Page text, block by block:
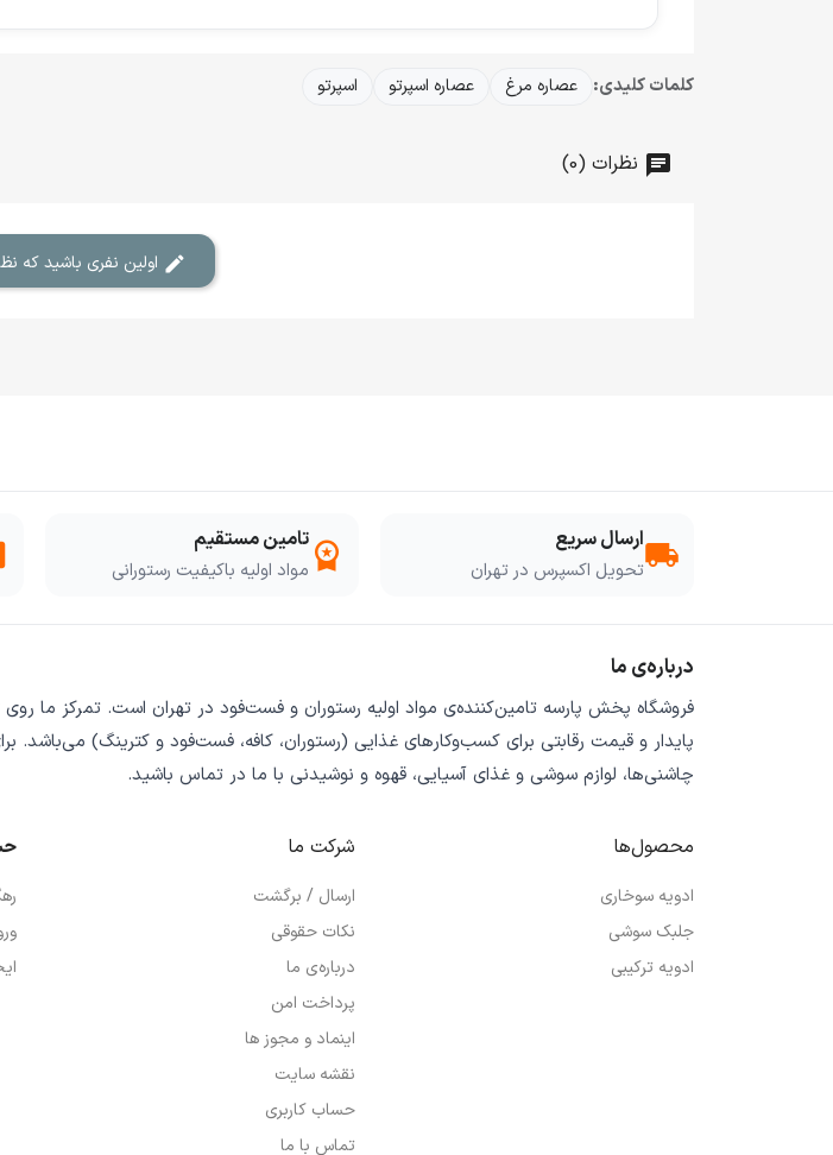
کلمات کلیدی: عصاره مرغ عصاره اسپرتو اسپرتو
نظرات (0)
local_shippingارسال سریع
تحویل اکسپرس در تهران workspace_premium تامین مستقیم
مواد اولیه باکیفیت رستورانی
درباره‌ی ما
فروشگاه پخش پارسه تامین‌کننده‌ی مواد اولیه رستوران و فست‌فود در تهران است. تمرکز ما روی
پایدار و قیمت رقابتی برای کسب‌وکارهای غذایی (رستوران، کافه، فست‌فود و کترینگ) می‌باشد.
چاشنی‌ها، لوازم سوشی و غذای آسیایی، قهوه و نوشیدنی با ما در تماس باشید.
محصول‌ها
ادویه سوخاری
جلبک سوشی
ادویه ترکیبی
شرکت ما
ارسال / برگشت
نکات حقوقی
درباره‌ی ما
پرداخت امن
اینماد و مجوز ها
نقشه سایت
حساب کاربری
تماس با ما